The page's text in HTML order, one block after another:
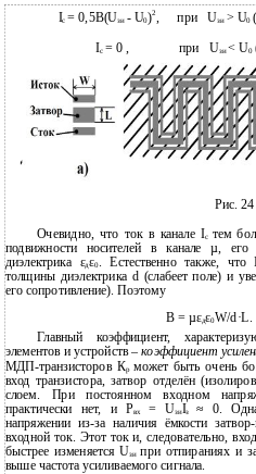
Iс= 0,5B(Uзи - U0)2 при Uзи > U0
Iс = 0 , при Uзи< U0
Рис. 24
Очевидно, что ток в канале Iс тем
подвижности носителей в канале µ,
диэлектрика εдε0. Естественно также, что
толщины диэлектрика d (слабеет поле) и
его сопротивление). Поэтому
B = µεдε0W/d·L.
Главный коэффициент,
элементов и устройств –коэффициент
МДП-транзисторов Крможет быть очень
вход транзистора, затвор отделён
слоем. При постоянном входном
практически нет, и Рвх= UзиIз≈ 0.
напряжении из-за наличия ёмкости
входной ток. Этот ток и, следовательно,
быстрее изменяется Uзипри отпираниях и
выше частота усиливаемого сигнала.